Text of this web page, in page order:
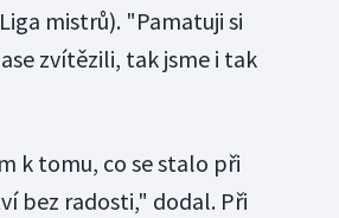
mistrů). "Pamatuji si
zvítězili, tak jsme i tak
k tomu, co se stalo při
bez radosti," dodal. Při